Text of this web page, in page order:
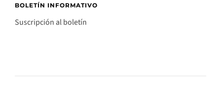
BOLETÍN INFORMATIVO
Suscripción al boletín